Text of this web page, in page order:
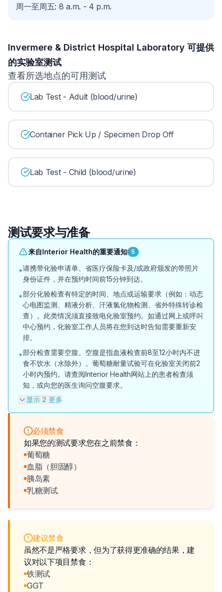
周一至周五: 8 a.m. - 4 p.m.
Invermere & District Hospital Laboratory 可提供
的实验室测试
查看所选地点的可用测试
Lab Test - Adult (blood/urine)
Container Pick Up / Specimen Drop Off
Lab Test - Child (blood/urine)
测试要求与准备
来自Interior Health的重要通知 5
•请携带化验申请单、省医疗保险卡及/或政府颁发的带照片
身份证件，并在预约时间前15分钟到达。
•部分化验检查有特定的时间、地点或运输要求（例如：动态
心电图监测、精液分析、汗液氯化物检测、省外特殊转诊检
查）。此类情况须直接致电化验室预约。如通过网上或呼叫
中心预约，化验室工作人员将在您到达时告知需要重新安
排。
•部分检查需要空腹。空腹是指血液检查前8至12小时内不进
食不饮水（水除外）。葡萄糖耐量试验可在化验室关闭前2
小时内预约。请查阅Interior Health网站上的患者检查须
知，或向您的医生询问空腹要求。
显示 2 更多
必须禁食
如果您的测试要求您在之前禁食：
葡萄糖
血脂（胆固醇）
胰岛素
乳糖测试
建议禁食
虽然不是严格要求，但为了获得更准确的结果，建
议对以下项目禁食：
铁测试
GGT